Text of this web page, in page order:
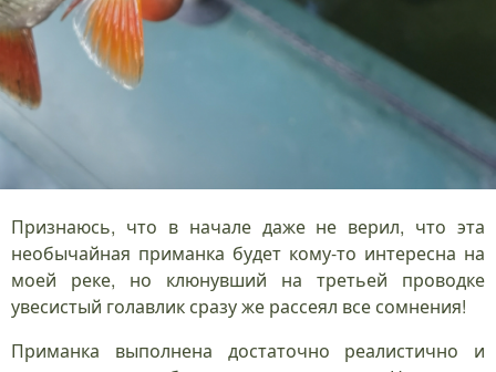
Признаюсь, что в начале даже не верил, что эта
необычайная приманка будет кому-то интересна на
моей реке, но клюнувший на третьей проводке
увесистый голавлик сразу же рассеял все сомнения!
Приманка выполнена достаточно реалистично и